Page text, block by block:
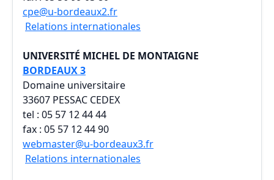
cpe@u-bordeaux2.fr
Relations internationales
UNIVERSITÉ MICHEL DE MONTAIGNE
BORDEAUX 3
Domaine universitaire
33607 PESSAC CEDEX
tel : 05 57 12 44 44
fax : 05 57 12 44 90
webmaster@u-bordeaux3.fr
Relations internationales